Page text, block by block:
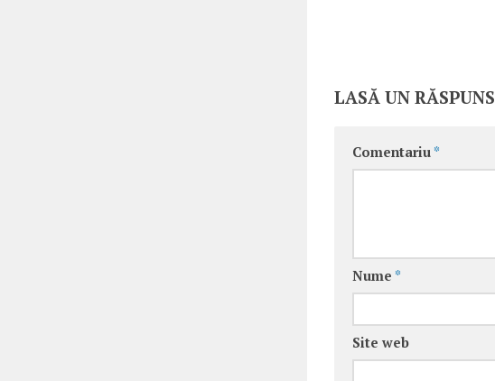
LASĂ UN RĂSPUNS
Comentariu *
Nume *
Site web